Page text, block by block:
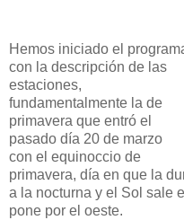
Hemos iniciado el
con la descripción de las
estaciones,
fundamentalmente la de
primavera que entró el
pasado día 20 de marzo
con el equinoccio de
primavera, día en que la
a la nocturna y el Sol sale
pone por el oeste.